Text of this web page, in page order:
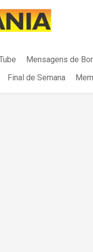
Mensagens de
Final de Semana